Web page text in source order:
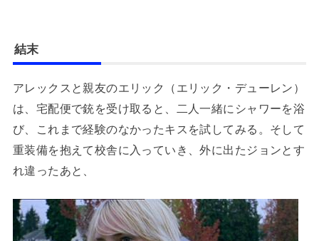
結末
アレックスと親友のエリック（エリック・デューレン）
は、宅配便で銃を受け取ると、二人一緒にシャワーを浴
び、これまで経験のなかったキスを試してみる。そして
重装備を抱えて校舎に入っていき、外に出たジョンとす
れ違ったあと、